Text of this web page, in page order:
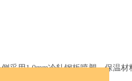
采用1.0mm冷轧钢板喷塑，保温材